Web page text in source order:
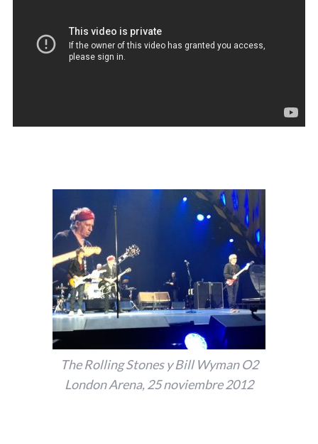
The Rolling Stones y Bill Wyman O2
London Arena, 25 noviembre 2012